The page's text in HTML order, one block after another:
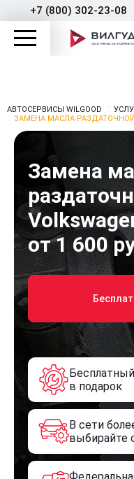
+7 (800) 302-23-08
АВТОСЕРВИСЫ WILGOOD
ЗАМЕНА МАСЛА РАЗДАТОЧНОЙ
Замена
от 1 600
в подарок
В сети
выбирайте